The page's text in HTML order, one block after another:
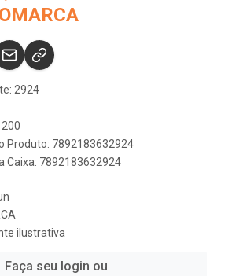
2924
Produto: 7892183632924
Caixa: 7892183632924
ilustrativa
Faça seu login ou